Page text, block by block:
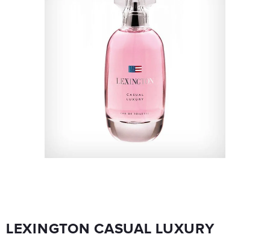
Maria Nila Head & Hair Heal Care Duo 2x500 Ml
Rek. pris 849 kr 669 kr
LEXINGTON CASUAL LUXURY